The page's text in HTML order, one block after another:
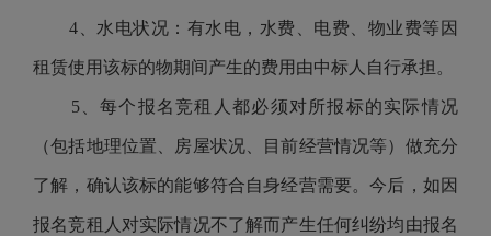
4、水电状况：有水电，水费、电费、物业费等因
租赁使用该标的物期间产生的费用由中标人自行承担。
5、每个报名竞租人都必须对所报标的实际情况
（包括地理位置、房屋状况、目前经营情况等）做充分
了解，确认该标的能够符合自身经营需要。今后，如因
报名竞租人对实际情况不了解而产生任何纠纷均由报名